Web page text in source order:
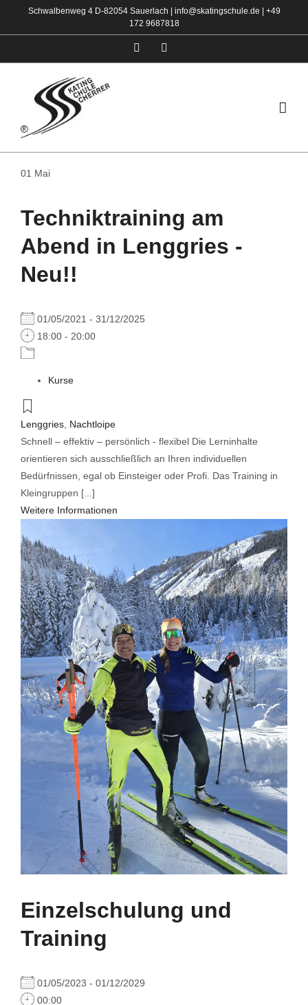
Schwalbenweg 4 D-82054 Sauerlach | info@skatingschule.de
+49
172 9687818
Facebook
01 Mai
Techniktraining am
Abend in Lenggries -
Neu!!
01/05/2021 - 31/12/2025
18:00 - 20:00
Kurse
Lenggries Nachtloipe
Schnell – effektiv – persönlich - flexibel Die Lerninhalte
orientieren sich ausschließlich an Ihren individuellen
Bedürfnissen, egal ob Einsteiger oder Profi. Das Training in
Kleingruppen [...]
Weitere Informationen
Einzelschulung und
Training
01/05/2023 - 01/12/2029
00:00